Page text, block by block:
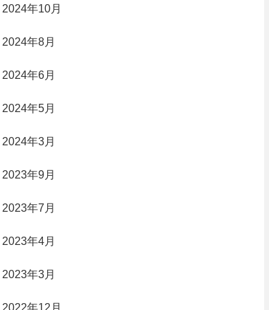
2024年10月
2024年8月
2024年6月
2024年5月
2024年3月
2023年9月
2023年7月
2023年4月
2023年3月